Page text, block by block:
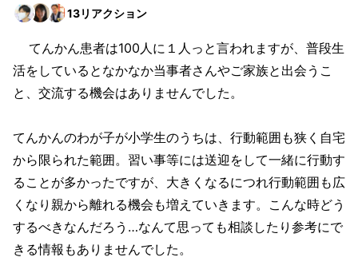
13リアクション
てんかん患者は100人に１人っと言われますが、普段生
活をしているとなかなか当事者さんやご家族と出会うこ
と、交流する機会はありませんでした。
てんかんのわが子が小学生のうちは、行動範囲も狭く自宅
から限られた範囲。習い事等には送迎をして一緒に行動す
ることが多かったですが、大きくなるにつれ行動範囲も広
くなり親から離れる機会も増えていきます。こんな時どう
するべきなんだろう…なんて思っても相談したり参考にで
きる情報もありませんでした。